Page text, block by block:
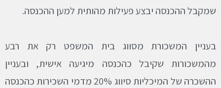
שמקבל ההכנסה יבצע פעילות מהותית למען ההכנסה.
בעניין המשכורת מסווג בית המשפט רק את רבע
מהמשכורות שקיבל כהכנסה מיגיעה אישית, ובעניין
ההשכרה של המיכליות סיווג 20% מדמי השכירות כהכנסה